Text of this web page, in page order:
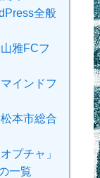
全般
雅FCフ
インドフ
本市総合
プチャ」
一覧